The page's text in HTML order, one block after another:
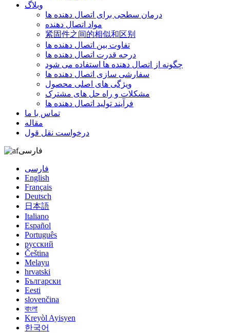
وبلاگ
درمان سطحی برای اتصال دهنده ها
مواد اتصال دهنده
紧固件之间的相似和区别
تفاوت بین اتصال دهنده ها
درجه قدرت اتصال دهنده ها
چگونه از اتصال دهنده ها استفاده می شود
سفارشی سازی اتصال دهنده ها
ویژگی های اصلی محصول
مشکلات و راه حل های مشترک
فرآیند تولید اتصال دهنده ها
تماس با ما
مقاله
درخواست نقل قول
فارسی
فارسی
English
Français
Deutsch
日本語
Italiano
Español
Português
русский
Čeština
Melayu
hrvatski
Български
Eesti
slovenčina
বাংলা
Kreyòl Ayisyen
한국어